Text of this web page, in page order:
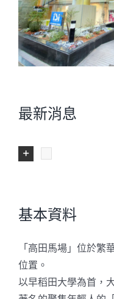
最新消息
基本資料
「高田馬場」位於繁
位置。
以早稻田大學為首，